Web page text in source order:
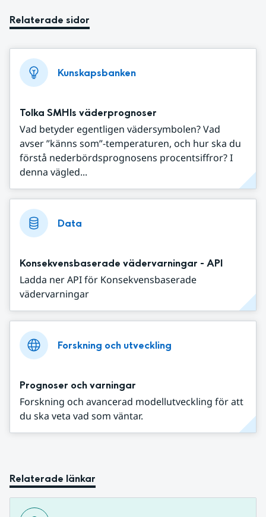
Relaterade sidor
Kunskapsbanken
Tolka SMHIs väderprognoser
Vad betyder egentligen vädersymbolen? Vad
avser ”känns som”-temperaturen, och hur ska du
förstå nederbördsprognosens procentsiffror? I
denna vägled...
Data
Konsekvensbaserade vädervarningar - API
Ladda ner API för Konsekvensbaserade
vädervarningar
Forskning och utveckling
Prognoser och varningar
Forskning och avancerad modellutveckling för att
du ska veta vad som väntar.
Relaterade länkar